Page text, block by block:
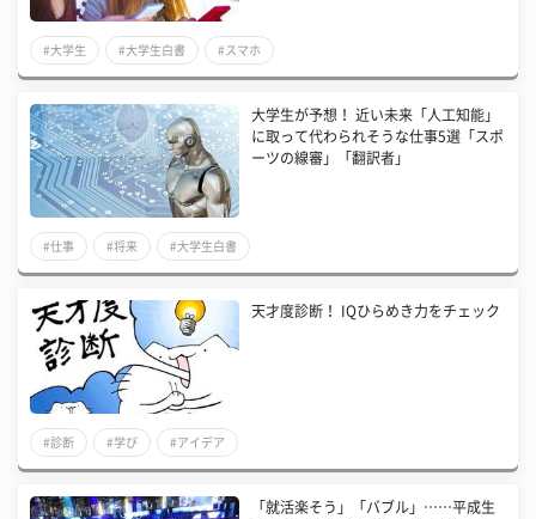
#大学生 #大学生白書 #スマホ
大学生が予想！ 近い未来「人工知能」
に取って代わられそうな仕事5選「スポ
ーツの線審」「翻訳者」
#仕事 #将来 #大学生白書
天才度診断！ IQひらめき力をチェック
#診断 #学び #アイデア
「就活楽そう」「バブル」……平成生